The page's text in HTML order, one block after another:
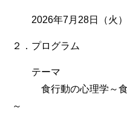
2026年7月28日（火）
２．プログラム
テーマ
食行動の心理学～食
～